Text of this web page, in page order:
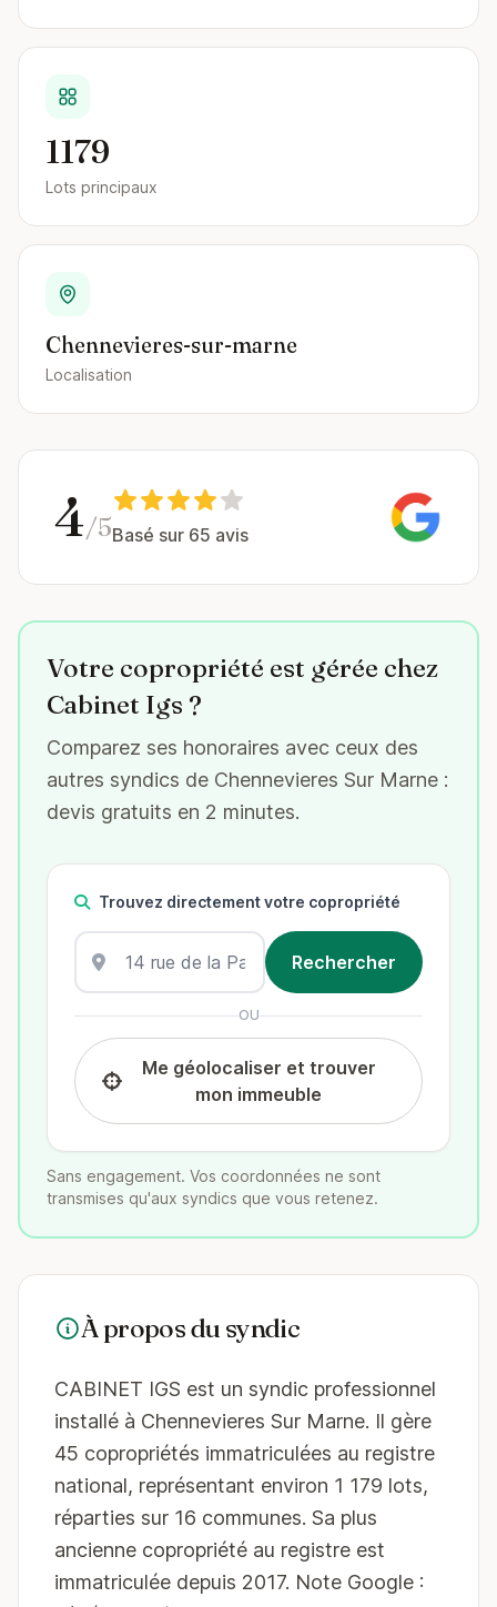
1179
Lots principaux
Chennevieres-sur-marne
Localisation
4/5Basé sur 65 avis
Votre copropriété est gérée chez
Cabinet Igs ?
Comparez ses honoraires avec ceux des
autres syndics de Chennevieres Sur Marne :
devis gratuits en 2 minutes.
Trouvez directement votre copropriété
OU
Me géolocaliser et trouver
mon immeuble
Sans engagement. Vos coordonnées ne sont
transmises qu'aux syndics que vous retenez.
À propos du syndic
CABINET IGS est un syndic professionnel
installé à Chennevieres Sur Marne. Il gère
45 copropriétés immatriculées au registre
national, représentant environ 1 179 lots,
réparties sur 16 communes. Sa plus
ancienne copropriété au registre est
immatriculée depuis 2017. Note Google :